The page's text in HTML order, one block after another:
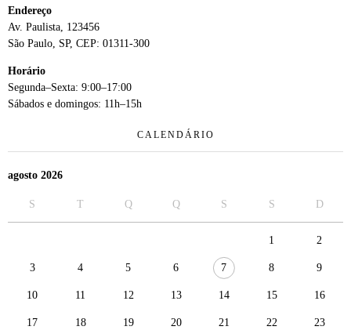
Endereço
Av. Paulista, 123456
São Paulo, SP, CEP: 01311-300
Horário
Segunda–Sexta: 9:00–17:00
Sábados e domingos: 11h–15h
CALENDÁRIO
agosto 2026
S T Q Q S S D
1 2
3 4 5 6 7 8 9
10 11 12 13 14 15 16
17 18 19 20 21 22 23